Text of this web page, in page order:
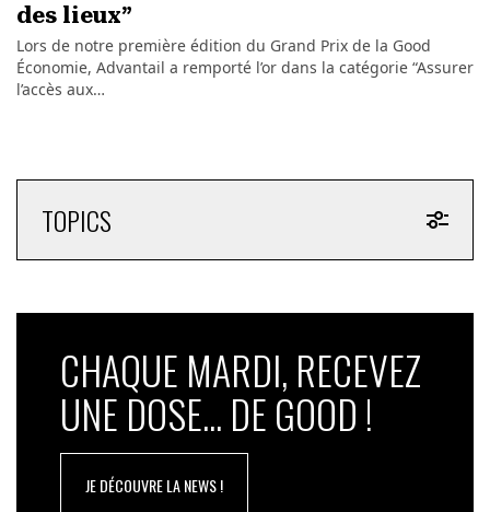
des lieux”
Lors de notre première édition du Grand Prix de la Good
Économie, Advantail a remporté l’or dans la catégorie “Assurer
l’accès aux…
TOPICS
CHAQUE MARDI, RECEVEZ
UNE DOSE... DE GOOD !
JE DÉCOUVRE LA NEWS !